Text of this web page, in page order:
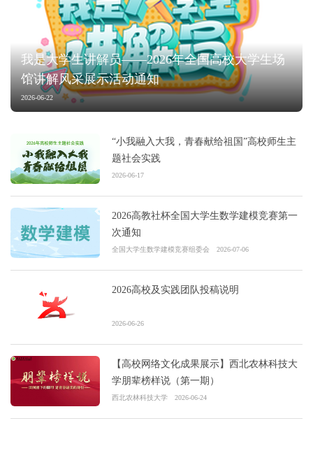
我是大学生讲解员——2026年全国高校大学生场
馆讲解风采展示活动通知
2026-06-22
“小我融入大我，青春献给祖国”高校师生主
题社会实践
2026-06-17
2026高教社杯全国大学生数学建模竞赛第一
次通知
全国大学生数学建模竞赛组委会 2026-07-06
2026高校及实践团队投稿说明
2026-06-26
【高校网络文化成果展示】西北农林科技大
学朋辈榜样说（第一期）
西北农林科技大学 2026-06-24